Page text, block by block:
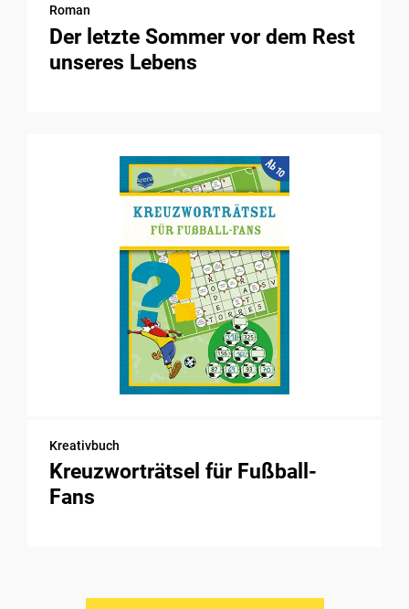
Roman
Der letzte Sommer vor dem Rest
unseres Lebens
Kreativbuch
Kreuzworträtsel für Fußball-
Fans